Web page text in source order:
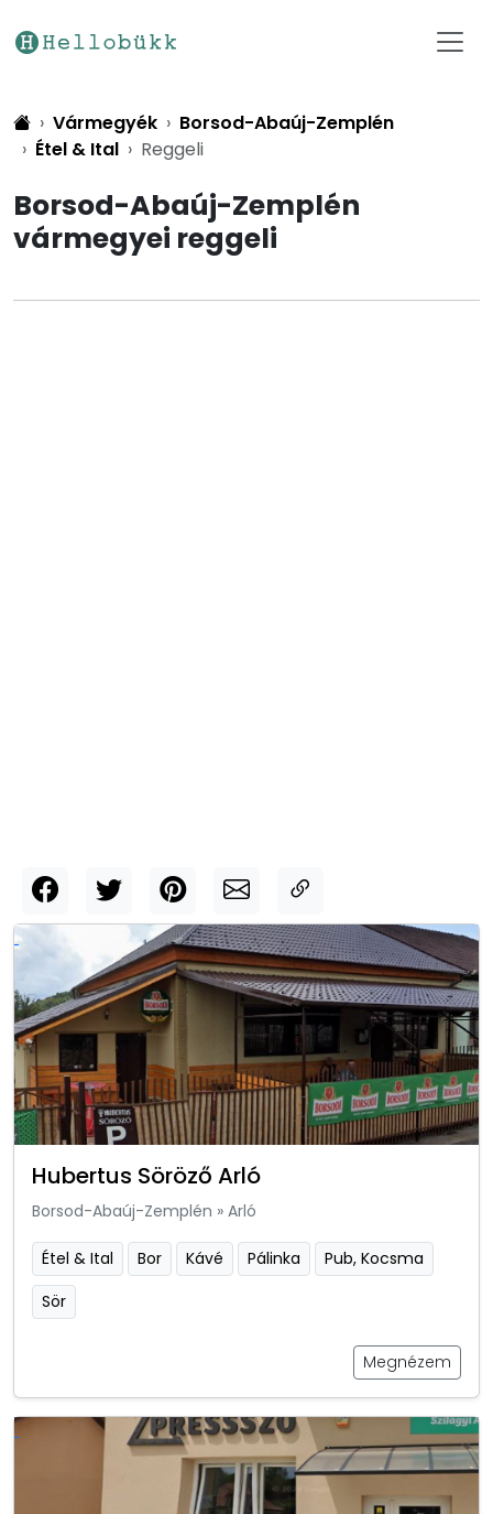
Vármegyék
Borsod-Abaúj-Zemplén
Étel & Ital
Reggeli
Borsod-Abaúj-Zemplén
vármegyei reggeli
Hubertus Söröző Arló
Borsod-Abaúj-Zemplén » Arló
Étel & Ital Bor Kávé Pálinka
Pub, Kocsma
Sör
Megnézem